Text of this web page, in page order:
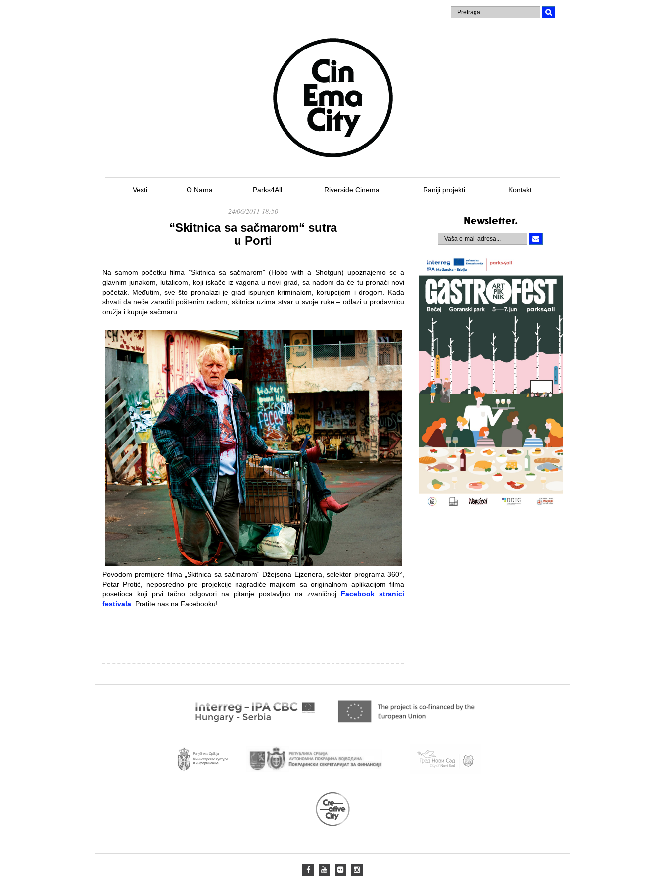
Vesti O Nama Parks4All Riverside Cinema Raniji projekti Kontakt
24/06/2011 18:50
“Skitnica sa sačmarom“ sutra
u Porti
Na samom početku filma "Skitnica sa sačmarom" (Hobo with a Shotgun) upoznajemo se a
glavnim junakom, lutalicom, koji iskače iz vagona u novi grad, sa nadom da će tu pronaći novi
početak. Međutim, sve što pronalazi je grad ispunjen kriminalom, korupcijom i drogom. Kada
shvati da neće zaraditi poštenim radom, skitnica uzima stvar u svoje ruke – odlazi u prodavnicu
oružja i kupuje sačmaru.
Povodom premijere filma „Skitnica sa sačmarom“ Džejsona Ejzenera, selektor programa 360°,
Petar Protić, neposredno pre projekcije nagradiće majicom sa originalnom aplikacijom filma
posetioca koji prvi tačno odgovori na pitanje postavljno na zvaničnoj Facebook stranici
festivala . Pratite nas na Facebooku!
Newsletter.